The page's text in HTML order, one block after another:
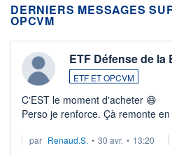
DERNIERS MESSAGES
OPCVM
ETF Défense de la
ETF ET OPCVM
C'EST le moment d'acheter 😄​
Perso je renforce. Çà remonte
Investissement long terme tip
par Renaud.S. • 30 avr. • 13:20